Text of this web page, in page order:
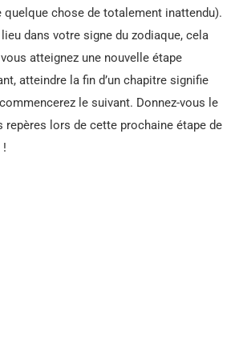
quelque chose de totalement inattendu).
dans votre signe du zodiaque, cela
atteignez une nouvelle étape
atteindre la fin d’un chapitre signifie
le suivant. Donnez-vous le
repères lors de cette prochaine étape de
!